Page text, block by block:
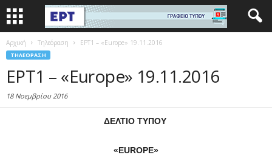
Αρχική Τηλεόραση ΕΡΤ1 – «Europe» 19.11.2016
ΤΗΛΕΌΡΑΣΗ
ΕΡΤ1 – «Europe» 19.11.2016
18 Νοεμβρίου 2016
ΔΕΛΤΙΟ ΤΥΠΟΥ
«EUROPE»